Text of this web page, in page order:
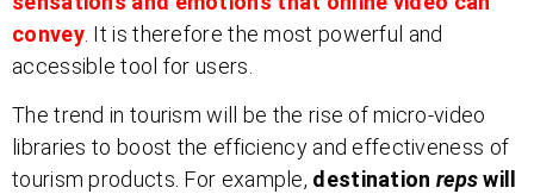
convey. It is therefore the most powerful and
accessible tool for users.
The trend in tourism will be the rise of micro-video
libraries to boost the efficiency and effectiveness of
tourism products. For example, destination repswill